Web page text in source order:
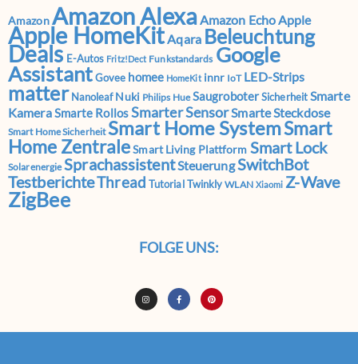
AmazonAmazon Alexa Amazon Echo Apple
Apple HomeKit Aqara Beleuchtung
Deals E-Autos Fritz!Dect Funkstandards Google
AssistantGovee homee HomeKit innr IoT LED-Strips
matter Nanoleaf Nuki Philips Hue SaugroboterSicherheit Smarte
KameraSmarte RollosSmarter SensorSmarte Steckdose
Smart Home Sicherheit Smart Home SystemSmart
Home ZentraleSmart Living Plattform Smart Lock
Solarenergie Sprachassistent SteuerungSwitchBot
TestberichteThread Tutorial Twinkly WLAN Xiaomi Z-Wave
ZigBee
FOLGE UNS: